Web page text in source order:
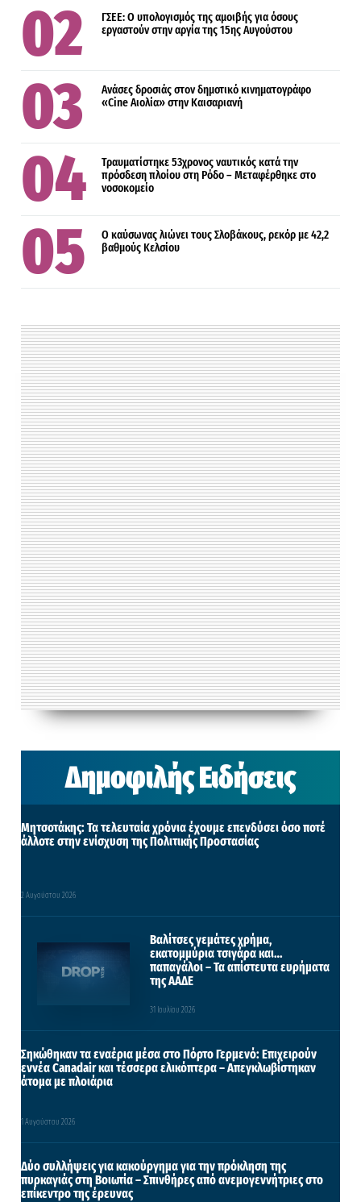
ΓΣΕΕ: Ο υπολογισμός της αμοιβής για όσους
εργαστούν στην αργία της 15ης Αυγούστου
Ανάσες δροσιάς στον δημοτικό κινηματογράφο
«Cine Αιολία» στην Καισαριανή
Τραυματίστηκε 53χρονος ναυτικός κατά την
πρόσδεση πλοίου στη Ρόδο – Μεταφέρθηκε στο
νοσοκομείο
Ο καύσωνας λιώνει τους Σλοβάκους, ρεκόρ με 42,2
βαθμούς Κελσίου
Δημοφιλής Ειδήσεις
Μητσοτάκης: Τα τελευταία χρόνια έχουμε επενδύσει όσο ποτέ
άλλοτε στην ενίσχυση της Πολιτικής Προστασίας
2 Αυγούστου 2026
Βαλίτσες γεμάτες χρήμα,
εκατομμύρια τσιγάρα και…
παπαγάλοι – Τα απίστευτα ευρήματα
της ΑΑΔΕ
31 Ιουλίου 2026
Σηκώθηκαν τα εναέρια μέσα στο Πόρτο Γερμενό: Επιχειρούν
εννέα Canadair και τέσσερα ελικόπτερα – Απεγκλωβίστηκαν
άτομα με πλοιάρια
1 Αυγούστου 2026
Δύο συλλήψεις για κακούργημα για την πρόκληση της
πυρκαγιάς στη Βοιωτία – Σπινθήρες από ανεμογεννήτριες στο
επίκεντρο της έρευνας